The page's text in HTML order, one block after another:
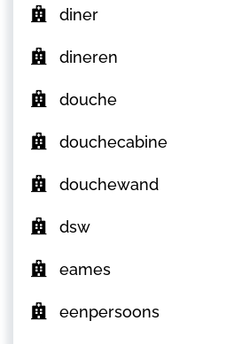
diner
dineren
douche
douchecabine
douchewand
dsw
eames
eenpersoons